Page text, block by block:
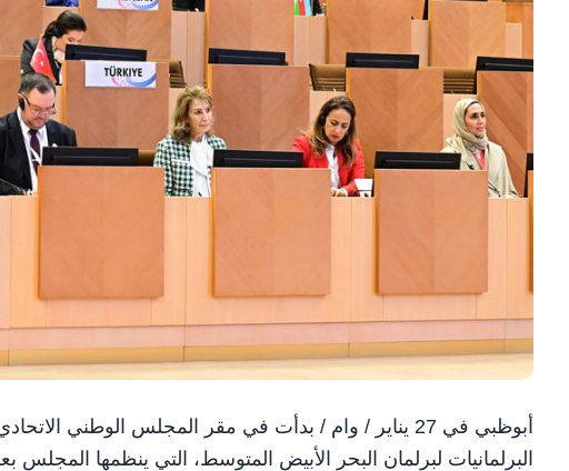
أبوظبي في 27 يناير / وام / بدأت في مقر المجلس الوطني
البرلمانيات لبرلمان البحر الأبيض المتوسط، التي ينظمها